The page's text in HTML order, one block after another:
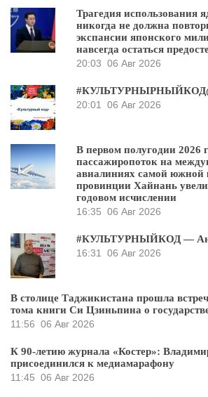
Трагедия использования
никогда не должна
экспансии японского
навсегда остаться
20:03 06 Авг 2026
20:01 06 Авг 2026
В первом полугодии 2026
пассажиропоток на
авиалиниях самой южной
провинции Хайнань
годовом исчислении
16:35 06 Авг 2026
#КУЛЬТУРНЫЙКОД —
16:31 06 Авг 2026
В столице Таджикистана прошла
тома книги Си Цзиньпина о
11:56 06 Авг 2026
К 90-летию журнала «Костер»:
присоединился к медиамарафону
11:45 06 Авг 2026